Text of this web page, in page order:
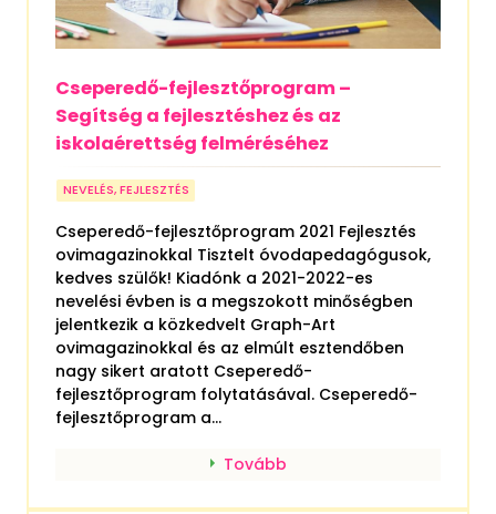
Cseperedő-fejlesztőprogram –
Segítség a fejlesztéshez és az
iskolaérettség felméréséhez
NEVELÉS, FEJLESZTÉS
Cseperedő-fejlesztőprogram 2021 Fejlesztés
ovimagazinokkal Tisztelt óvodapedagógusok,
kedves szülők! Kiadónk a 2021-2022-es
nevelési évben is a megszokott minőségben
jelentkezik a közkedvelt Graph-Art
ovimagazinokkal és az elmúlt esztendőben
nagy sikert aratott Cseperedő-
fejlesztőprogram folytatásával. Cseperedő-
fejlesztőprogram a...
Tovább